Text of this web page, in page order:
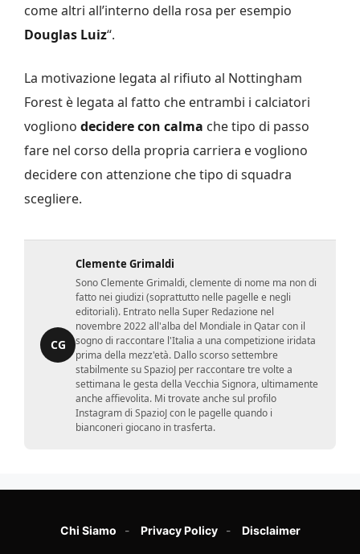
come altri all’interno della rosa per esempio
Douglas Luiz“.
La motivazione legata al rifiuto al Nottingham
Forest è legata al fatto che entrambi i calciatori
vogliono decidere con calma che tipo di passo
fare nel corso della propria carriera e vogliono
decidere con attenzione che tipo di squadra
scegliere.
CG
Clemente Grimaldi
Sono Clemente Grimaldi, clemente di nome ma non di
fatto nei giudizi (soprattutto nelle pagelle e negli
editoriali). Entrato nella Super Redazione nel
novembre 2022 all'alba del Mondiale in Qatar con il
sogno di raccontare l'Italia a una competizione iridata
prima della mezz'età. Dallo scorso settembre
stabilmente su SpazioJ per raccontare tre volte a
settimana le gesta della Vecchia Signora, ultimamente
anche affievolita. Mi trovate anche sul profilo
Instagram di SpazioJ con le pagelle quando i
bianconeri giocano in trasferta.
Chi Siamo Privacy Policy Disclaimer